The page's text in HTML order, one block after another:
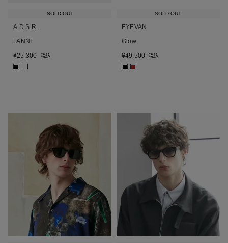
SOLD OUT
A.D.S.R.
FANNI
¥25,300 税込
■
SOLD OUT
EYEVAN
Glow
¥49,500 税込
■ ■